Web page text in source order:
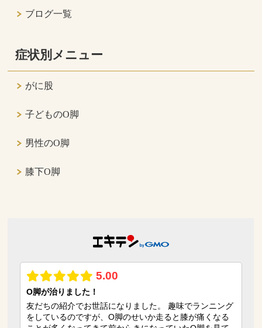
ブログ一覧
症状別メニュー
がに股
子どものO脚
男性のO脚
膝下O脚